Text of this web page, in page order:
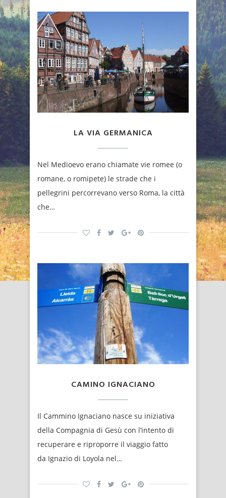
LA VIA GERMANICA
Nel Medioevo erano chiamate vie romee (o
romane, o romipete) le strade che i
pellegrini percorrevano verso Roma, la città
che…
CAMINO IGNACIANO
Il Cammino Ignaciano nasce su iniziativa
della Compagnia di Gesù con l’intento di
recuperare e riproporre il viaggio fatto
da Ignazio di Loyola nel…